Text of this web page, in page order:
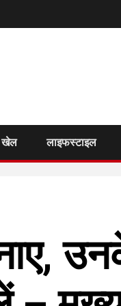
खेल लाइफस्टाइल